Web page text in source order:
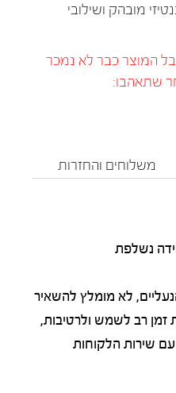
מובהק ושילובי
המוצר כבר לא נמכר
שתאהבו:
משלוחים והחזרות
נשלפת
לא מומלץ להשאיר
זמן רב לשמש ולרטיבות,
עם שירות הלקוחות